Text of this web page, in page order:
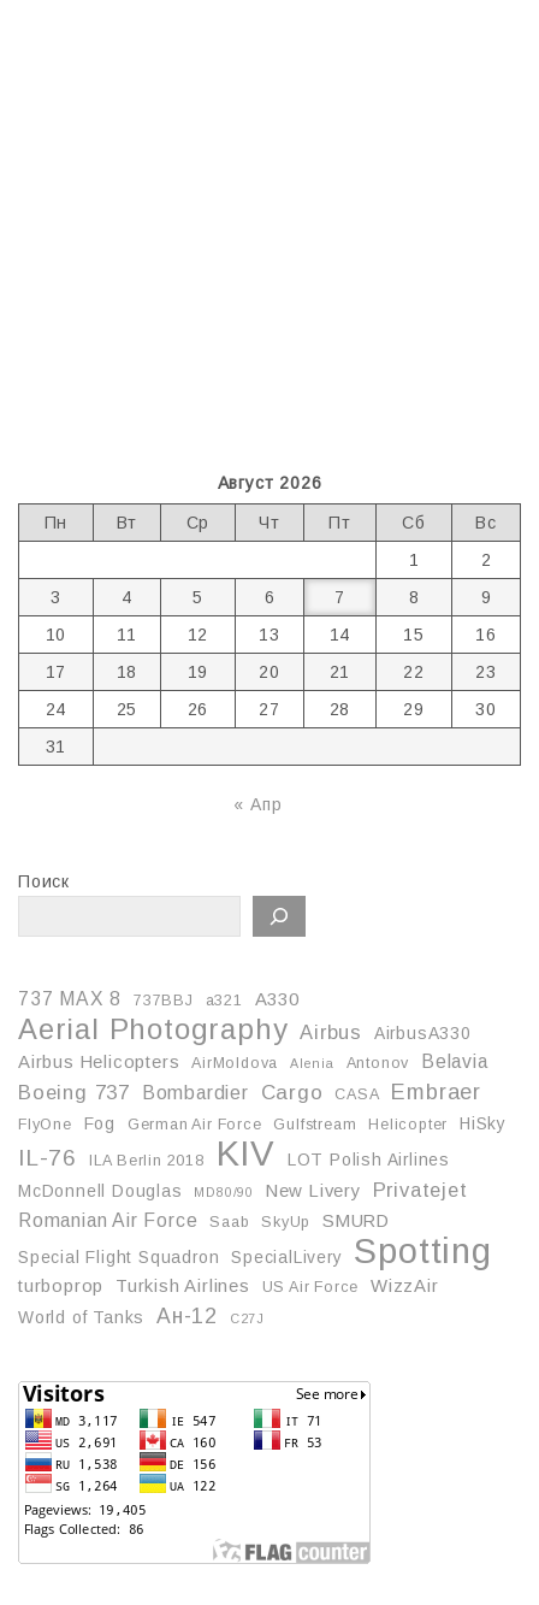
Август 2026
Пн Вт Ср Чт Пт Сб
Вс
1
2
3
4 5 6 7 8
9
10
11 12 13 14 15
16
17
18 19 20 21 22
23
24
25 26 27 28 29
30
31
« Апр
Поиск
737 MAX 8 737BBJ a321 A330
Aerial Photography Airbus
AirbusA330
Airbus Helicopters
AirMoldova Alenia Antonov Belavia
Boeing 737 Bombardier Cargo CASA Embraer
FlyOne Fog German Air Force Gulfstream Helicopter HiSky
IL-76 ILA Berlin 2018 KIV
LOT Polish Airlines
McDonnell Douglas
MD80/90 New Livery Privatejet
Romanian Air Force Saab SkyUp
SMURD
Special Flight Squadron
SpecialLivery Spotting
turboprop Turkish Airlines US Air Force
WizzAir
World of Tanks
Ан-12 С27J